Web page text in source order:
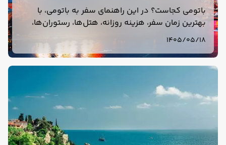
باتومی کجاست؟ در این راهنمای سفر به باتومی، با
بهترین زمان سفر، هزینه روزانه، هتل‌ها، رستوران‌ها،
جاهای دیدنی و نحوه سفر به باتومی گرجستان آشنا
1405/05/18